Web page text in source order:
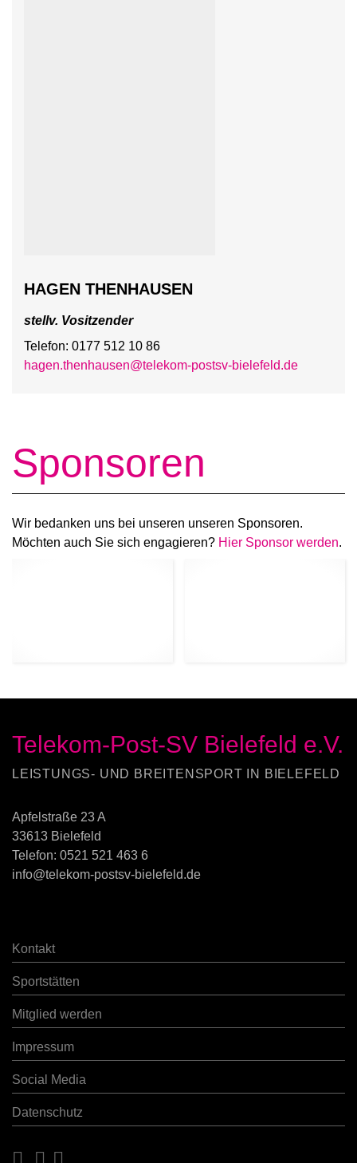
HAGEN THENHAUSEN
stellv. Vositzender
Telefon: 0177 512 10 86
hagen.thenhausen@telekom-postsv-bielefeld.de
Sponsoren
Wir bedanken uns bei unseren unseren Sponsoren.
Möchten auch Sie sich engagieren? Hier Sponsor werden.
Telekom-Post-SV Bielefeld e.V.
LEISTUNGS- UND BREITENSPORT IN BIELEFELD
Apfelstraße 23 A
33613 Bielefeld
Telefon: 0521 521 463 6
info@telekom-postsv-bielefeld.de
Kontakt
Sportstätten
Mitglied werden
Impressum
Social Media
Datenschutz